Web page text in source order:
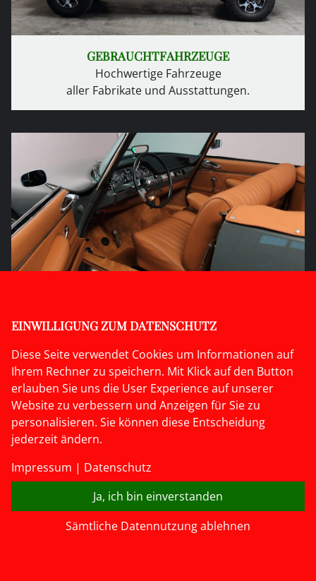
GEBRAUCHTFAHRZEUGE
Hochwertige Fahrzeuge
aller Fabrikate und Ausstattungen.
Französische Oldtimer
info[at]automobile-giannattasio.de|Impressum|
Datenschutz
EINWILLIGUNG ZUM DATENSCHUTZ
Diese Seite verwendet Cookies um Informationen auf
Ihrem Rechner zu speichern. Mit Klick auf den Button
erlauben Sie uns die User Experience auf unserer
Website zu verbessern und Anzeigen für Sie zu
personalisieren. Sie können diese Entscheidung
jederzeit ändern.
Impressum | Datenschutz
Ja, ich bin einverstanden
Sämtliche Datennutzung ablehnen